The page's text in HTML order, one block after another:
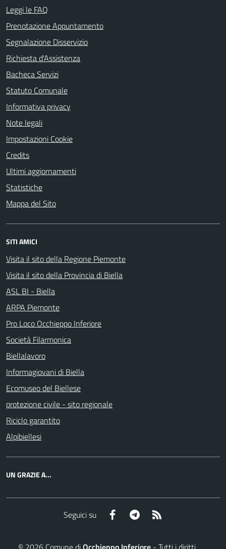
Leggi le FAQ
Prenotazione Appuntamento
Segnalazione Disservizio
Richiesta d'Assistenza
Bacheca Servizi
Statuto Comunale
Informativa privacy
Note legali
Impostazioni Cookie
Credits
Ultimi aggiornamenti
Statistiche
Mappa del Sito
SITI AMICI
Visita il sito della Regione Piemonte
Visita il sito della Provincia di Biella
ASL BI - Biella
ARPA Piemonte
Pro Loco Occhieppo Inferiore
Società Filarmonica
Biellalavoro
Informagiovani di Biella
Ecomuseo del Biellese
protezione civile - sito regionale
Riciclo garantito
Alpibiellesi
UN GRAZIE A...
Seguici su Facebook Telegram